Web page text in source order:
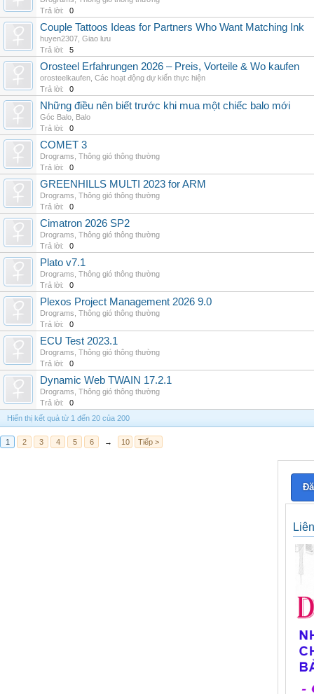
Trả lời:
0
Couple Tattoos Ideas for Partners Who Want Matching Ink
huyen2307 Giao lưu
Trả lời:
5
Orosteel Erfahrungen 2026 – Preis, Vorteile & Wo kaufen
orosteelkaufen Các hoạt động dự kiến thực hiện
Trả lời:
0
Những điều nên biết trước khi mua một chiếc balo mới
Góc Balo Balo
Trả lời:
0
COMET 3
Drograms Thông gió thông thường
Trả lời:
0
GREENHILLS MULTI 2023 for ARM
Drograms Thông gió thông thường
Trả lời:
0
Cimatron 2026 SP2
Drograms Thông gió thông thường
Trả lời:
0
Plato v7.1
Drograms Thông gió thông thường
Trả lời:
0
Plexos Project Management 2026 9.0
Drograms Thông gió thông thường
Trả lời:
0
ECU Test 2023.1
Drograms Thông gió thông thường
Trả lời:
0
Dynamic Web TWAIN 17.2.1
Drograms Thông gió thông thường
Trả lời:
0
Hiển thị kết quả từ 1 đến 20 của 200
1 2 3 4 5 6 → 10 Tiếp >